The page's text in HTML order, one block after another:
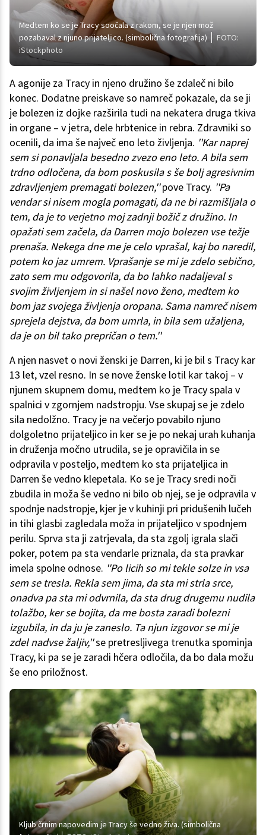
Medtem ko se je Tracy soočala z rakom, se je njen mož
pozabaval z njuno prijateljico. (simbolična fotografija)
FOTO:
iStockphoto
A agonije za Tracy in njeno družino še zdaleč ni bilo
konec. Dodatne preiskave so namreč pokazale, da se ji
je bolezen iz dojke razširila tudi na nekatera druga tkiva
in organe – v jetra, dele hrbtenice in rebra. Zdravniki so
ocenili, da ima še največ eno leto življenja. ''Kar naprej
sem si ponavljala besedno zvezo eno leto. A bila sem
trdno odločena, da bom poskusila s še bolj agresivnim
zdravljenjem premagati bolezen,''pove Tracy. ''Pa
vendar si nisem mogla pomagati, da ne bi razmišljala o
tem, da je to verjetno moj zadnji božič z družino. In
opažati sem začela, da Darren mojo bolezen vse težje
prenaša. Nekega dne me je celo vprašal, kaj bo naredil,
potem ko jaz umrem. Vprašanje se mi je zdelo sebično,
zato sem mu odgovorila, da bo lahko nadaljeval s
svojim življenjem in si našel novo ženo, medtem ko
bom jaz svojega življenja oropana. Sama namreč nisem
sprejela dejstva, da bom umrla, in bila sem užaljena,
da je on bil tako prepričan o tem.''
A njen nasvet o novi ženski je Darren, ki je bil s Tracy kar
13 let, vzel resno. In se nove ženske lotil kar takoj – v
njunem skupnem domu, medtem ko je Tracy spala v
spalnici v zgornjem nadstropju. Vse skupaj se je zdelo
sila nedolžno. Tracy je na večerjo povabilo njuno
dolgoletno prijateljico in ker se je po nekaj urah kuhanja
in druženja močno utrudila, se je opravičila in se
odpravila v posteljo, medtem ko sta prijateljica in
Darren še vedno klepetala. Ko se je Tracy sredi noči
zbudila in moža še vedno ni bilo ob njej, se je odpravila v
spodnje nadstropje, kjer je v kuhinji pri pridušenih lučeh
in tihi glasbi zagledala moža in prijateljico v spodnjem
perilu. Sprva sta ji zatrjevala, da sta zgolj igrala slači
poker, potem pa sta vendarle priznala, da sta pravkar
imela spolne odnose. ''Po licih so mi tekle solze in vsa
sem se tresla. Rekla sem jima, da sta mi strla srce,
onadva pa sta mi odvrnila, da sta drug drugemu nudila
tolažbo, ker se bojita, da me bosta zaradi bolezni
izgubila, in da ju je zaneslo. Ta njun izgovor se mi je
zdel nadvse žaljiv,''se pretresljivega trenutka spominja
Tracy, ki pa se je zaradi hčera odločila, da bo dala možu
še eno priložnost.
Kljub črnim napovedim je Tracy še vedno živa. (simbolična